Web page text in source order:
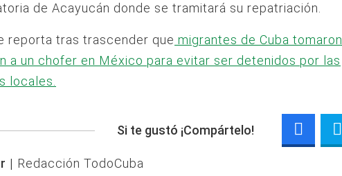
de Acayucán donde se tramitará su repatriación.
reporta tras trascender que migrantes de Cuba tomaron
a un chofer en México para evitar ser detenidos por las
locales.
Si te gustó ¡Compártelo!
| Redacción TodoCuba